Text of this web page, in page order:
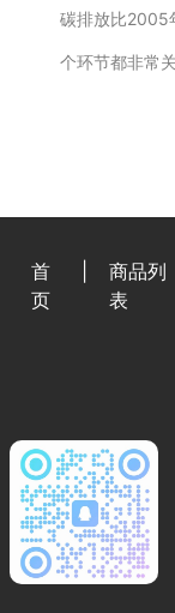
碳排放比2005
个环节都非常
首
页
商品列
表